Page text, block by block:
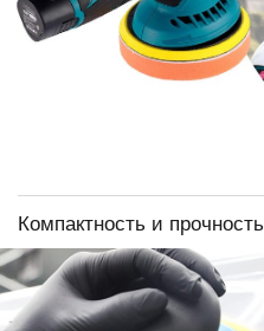
Компактность и прочность